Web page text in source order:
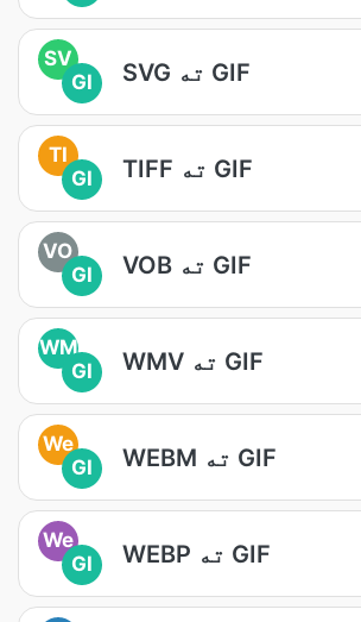
SV
GI
SVG ته GIF
TI
GI
TIFF ته GIF
VO
GI
VOB ته GIF
WM
GI
WMV ته GIF
We
GI
WEBM ته GIF
We
GI
WEBP ته GIF